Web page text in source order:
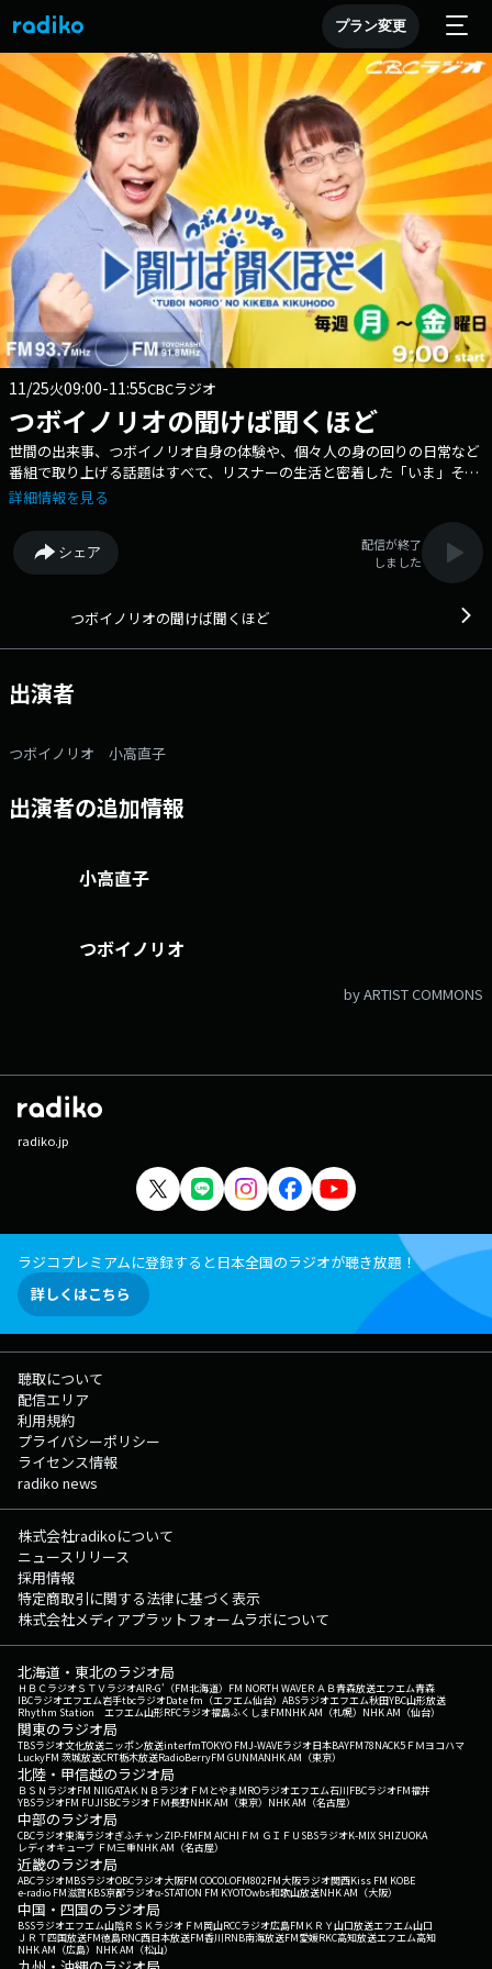
プラン変更
11/25火09:00-11:55CBCラジオ
つボイノリオの聞けば聞くほど
世間の出来事、つボイノリオ自身の体験や、個々人の身の回りの日常など
番組で取り上げる話題はすべて、リスナーの生活と密着した「いま」その
もの。 一緒に聞き、一緒に番組を創っていく。送られてくるおたよりは
て、番組はLIVE感あふれる究極の「井戸端会議」！ パーソナリティは、
名（迷）曲「金太の大冒険」で東海地区ではおなじみのつボイノリオと、
小高直子CBCアナウンサーの名コンビ。 30周年を迎えた長寿番組で
ピはこちら http://hicbc.com/radio/kikeba/cooking/ 番組記事を読む
詳細情報を見る
シェア
配信が終了
しました
つボイノリオの聞けば聞くほど
出演者
つボイノリオ 小高直子
出演者の追加情報
小高直子
つボイノリオ
by ARTIST COMMONS
radiko.jp
ラジコプレミアムに登録すると日本全国のラジオが聴き放題！
詳しくはこちら
聴取について
配信エリア
利用規約
プライバシーポリシー
ライセンス情報
radiko news
株式会社radikoについて
ニュースリリース
採用情報
特定商取引に関する法律に基づく表示
株式会社メディアプラットフォームラボについて
北海道・東北のラジオ局
ＨＢＣラジオＳＴＶラジオAIR-G'（FM北海道） FM NORTH WAVEＲＡＢ青森放送エフエム青森
IBCラジオエフエム岩手tbcラジオDate fm（エフエム仙台） ABSラジオエフエム秋田YBC山形放送
Rhythm Station エフエム山形RFCラジオ福島ふくしまFMNHK AM（札幌） NHK AM（仙台）
関東のラジオ局
TBSラジオ文化放送ニッポン放送interfmTOKYO FMJ-WAVEラジオ日本BAYFM78NACK5 ＦＭヨコハマ
LuckyFM 茨城放送CRT栃木放送RadioBerryFM GUNMANHK AM（東京）
北陸・甲信越のラジオ局
ＢＳＮラジオFM NIIGATAＫＮＢラジオ ＦＭとやまMROラジオエフエム石川FBCラジオFM福井
YBSラジオFM FUJISBCラジオ ＦＭ長野NHK AM（東京） NHK AM（名古屋）
中部のラジオ局
CBCラジオ東海ラジオぎふチャンZIP-FMFM AICHI ＦＭ ＧＩＦＵ SBSラジオK-MIX SHIZUOKA
レディオキューブ ＦＭ三重NHK AM（名古屋）
近畿のラジオ局
ABCラジオMBSラジオOBCラジオ大阪FM COCOLOFM802FM大阪ラジオ関西Kiss FM KOBE
e-radio FM滋賀KBS京都ラジオα-STATION FM KYOTOwbs和歌山放送NHK AM（大阪）
中国・四国のラジオ局
BSSラジオエフエム山陰ＲＳＫラジオ ＦＭ岡山RCCラジオ広島FM ＫＲＹ山口放送エフエム山口
ＪＲＴ四国放送FM徳島RNC西日本放送FM香川RNB南海放送FM愛媛RKC高知放送エフエム高知
NHK AM（広島） NHK AM（松山）